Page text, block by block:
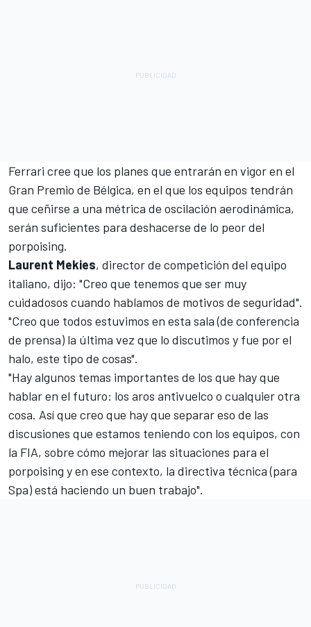
Ferrari cree que los planes que entrarán en vigor en el
Gran Premio de Bélgica, en el que los equipos tendrán
que ceñirse a una métrica de oscilación aerodinámica,
serán suficientes para deshacerse de lo peor del
porpoising.
Laurent Mekies, director de competición del equipo
italiano, dijo: "Creo que tenemos que ser muy
cuidadosos cuando hablamos de motivos de seguridad".
"Creo que todos estuvimos en esta sala (de conferencia
de prensa) la última vez que lo discutimos y fue por el
halo, este tipo de cosas".
"Hay algunos temas importantes de los que hay que
hablar en el futuro: los aros antivuelco o cualquier otra
cosa. Así que creo que hay que separar eso de las
discusiones que estamos teniendo con los equipos, con
la FIA, sobre cómo mejorar las situaciones para el
porpoising y en ese contexto, la directiva técnica (para
Spa) está haciendo un buen trabajo".